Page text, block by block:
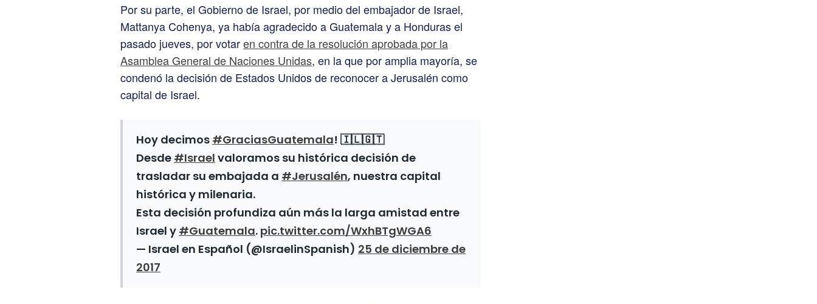
Por su parte, el Gobierno de Israel, por medio del embajador de Israel,
Mattanya Cohenya, ya había agradecido a Guatemala y a Honduras el
pasado jueves, por votaren contra de la resolución aprobada por la
Asamblea General de Naciones Unidas, en la que por amplia mayoría, se
condenó la decisión de Estados Unidos de reconocer a Jerusalén como
capital de Israel.
Hoy decimos #GraciasGuatemala! 🇮🇱🇬🇹
Desde #Israel valoramos su histórica decisión de
trasladar su embajada a #Jerusalén, nuestra capital
histórica y milenaria.
Esta decisión profundiza aún más la larga amistad entre
Israel y #Guatemala. pic.twitter.com/WxhBTgWGA6
— Israel en Español (@IsraelinSpanish) 25 de diciembre de
2017